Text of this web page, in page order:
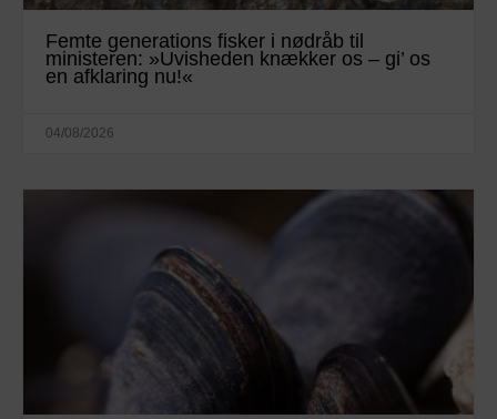
Femte generations fisker i nødråb til
ministeren: »Uvisheden knækker os – gi’ os
en afklaring nu!«
04/08/2026